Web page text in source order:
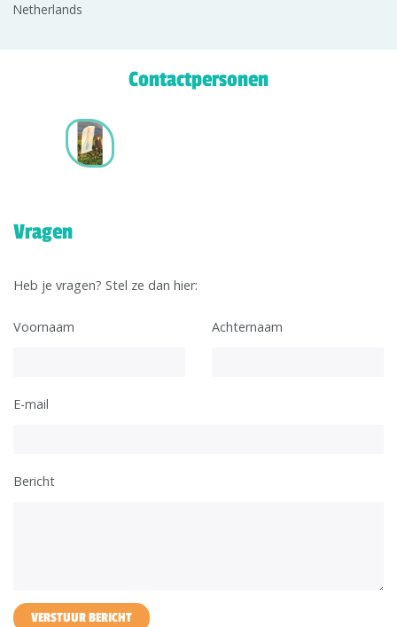
Netherlands
Contactpersonen
Vragen
Heb je vragen? Stel ze dan hier:
Voornaam Achternaam
E-mail
Bericht
VERSTUUR BERICHT